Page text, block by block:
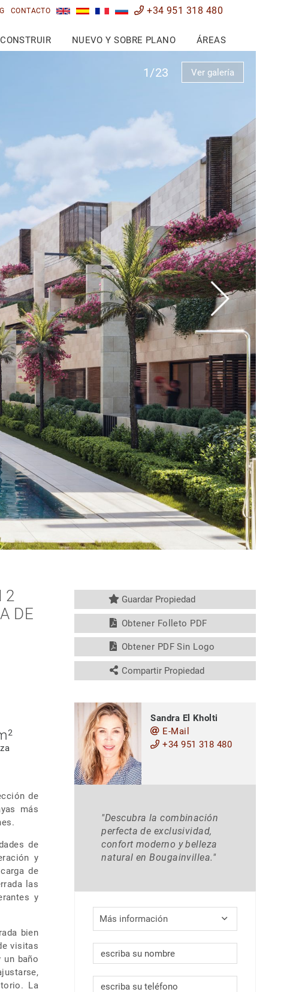
CONTACTO +34 951 318 480
CONSTRUIR NUEVO Y SOBRE PLANO ÁREAS
1/23 Ver galería
2
DE
de
más
de
y
de
las
y
bien
visitas
baño
La
Guardar Propiedad
Obtener Folleto PDF
Obtener PDF Sin Logo
Compartir Propiedad
Sandra El Kholti
E-Mail
+34 951 318 480
"Descubra la combinación
perfecta de exclusividad,
confort moderno y belleza
natural en Bougainvillea."
Más información